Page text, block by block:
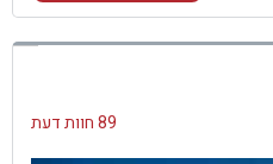
89 חוות דעת